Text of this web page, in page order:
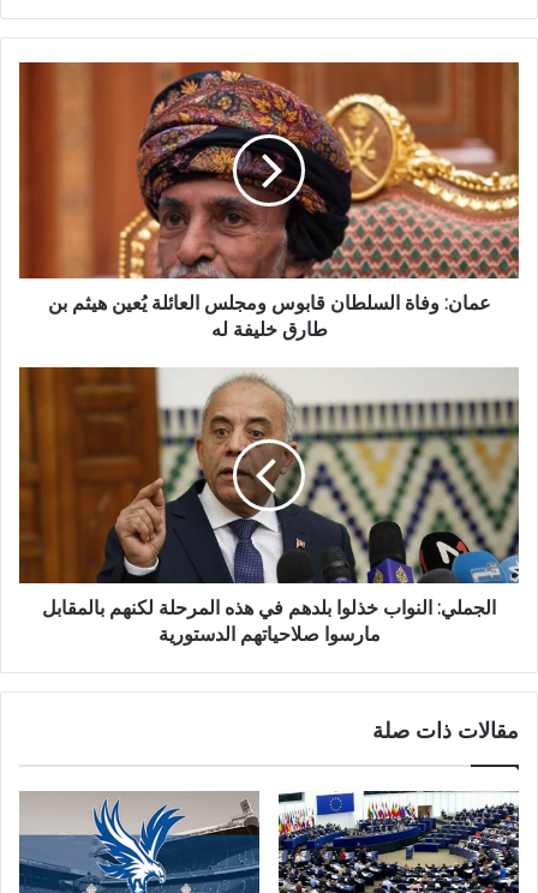
عمان: وفاة السلطان قابوس ومجلس العائلة يُعين هيثم بن
طارق خليفة له
الجملي: النواب خذلوا بلدهم في هذه المرحلة لكنهم بالمقابل
مارسوا صلاحياتهم الدستورية
مقالات ذات صلة